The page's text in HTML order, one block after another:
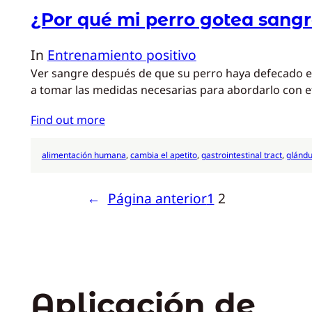
¿Por qué mi perro gotea
In Entrenamiento positivo
Ver sangre después de que su perro haya
a tomar las medidas necesarias para abordarlo con
Find out more
alimentación humana, cambia el apetito, gastrointestinal tract,
← Página anterior1 2
Aplicación de